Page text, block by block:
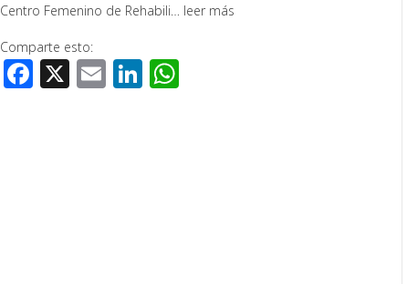
Centro Femenino de Rehabili… leer más
Comparte esto:
Facebook
X EmailLinkedIn